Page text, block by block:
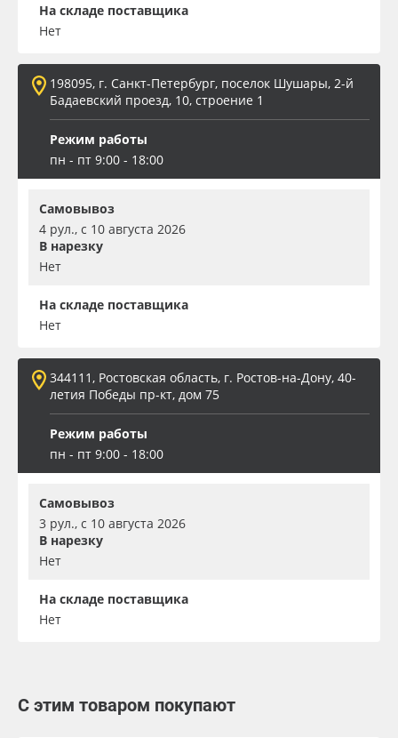
На складе поставщика
Нет
198095, г. Санкт-Петербург, поселок Шушары, 2-й
Бадаевский проезд, 10, строение 1
Режим работы
пн - пт 9:00 - 18:00
Самовывоз
4 рул., с 10 августа 2026
В нарезку
Нет
На складе поставщика
Нет
344111, Ростовская область, г. Ростов-на-Дону, 40-
летия Победы пр-кт, дом 75
Режим работы
пн - пт 9:00 - 18:00
Самовывоз
3 рул., с 10 августа 2026
В нарезку
Нет
На складе поставщика
Нет
С этим товаром покупают